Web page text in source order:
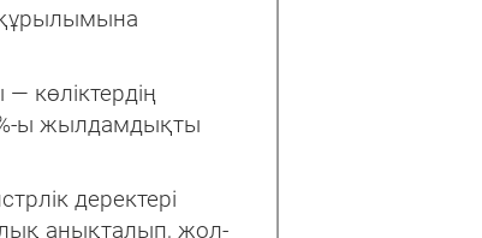
құрылымына
көліктердің
ы жылдамдықты
деректері
анықталып, жол-